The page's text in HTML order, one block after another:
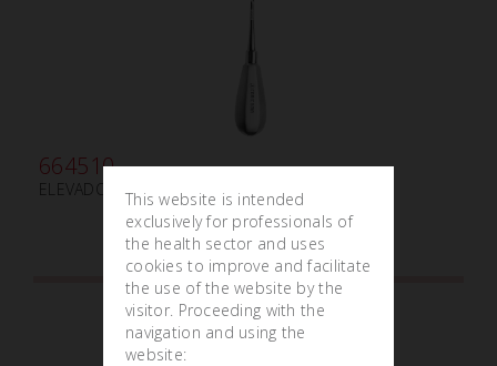
664510
ELEVADOR PARA RAÍCES mm3.5
This website is intended
exclusively for professionals of
the health sector and uses
cookies to improve and facilitate
the use of the website by the
visitor. Proceeding with the
navigation and using the
website: